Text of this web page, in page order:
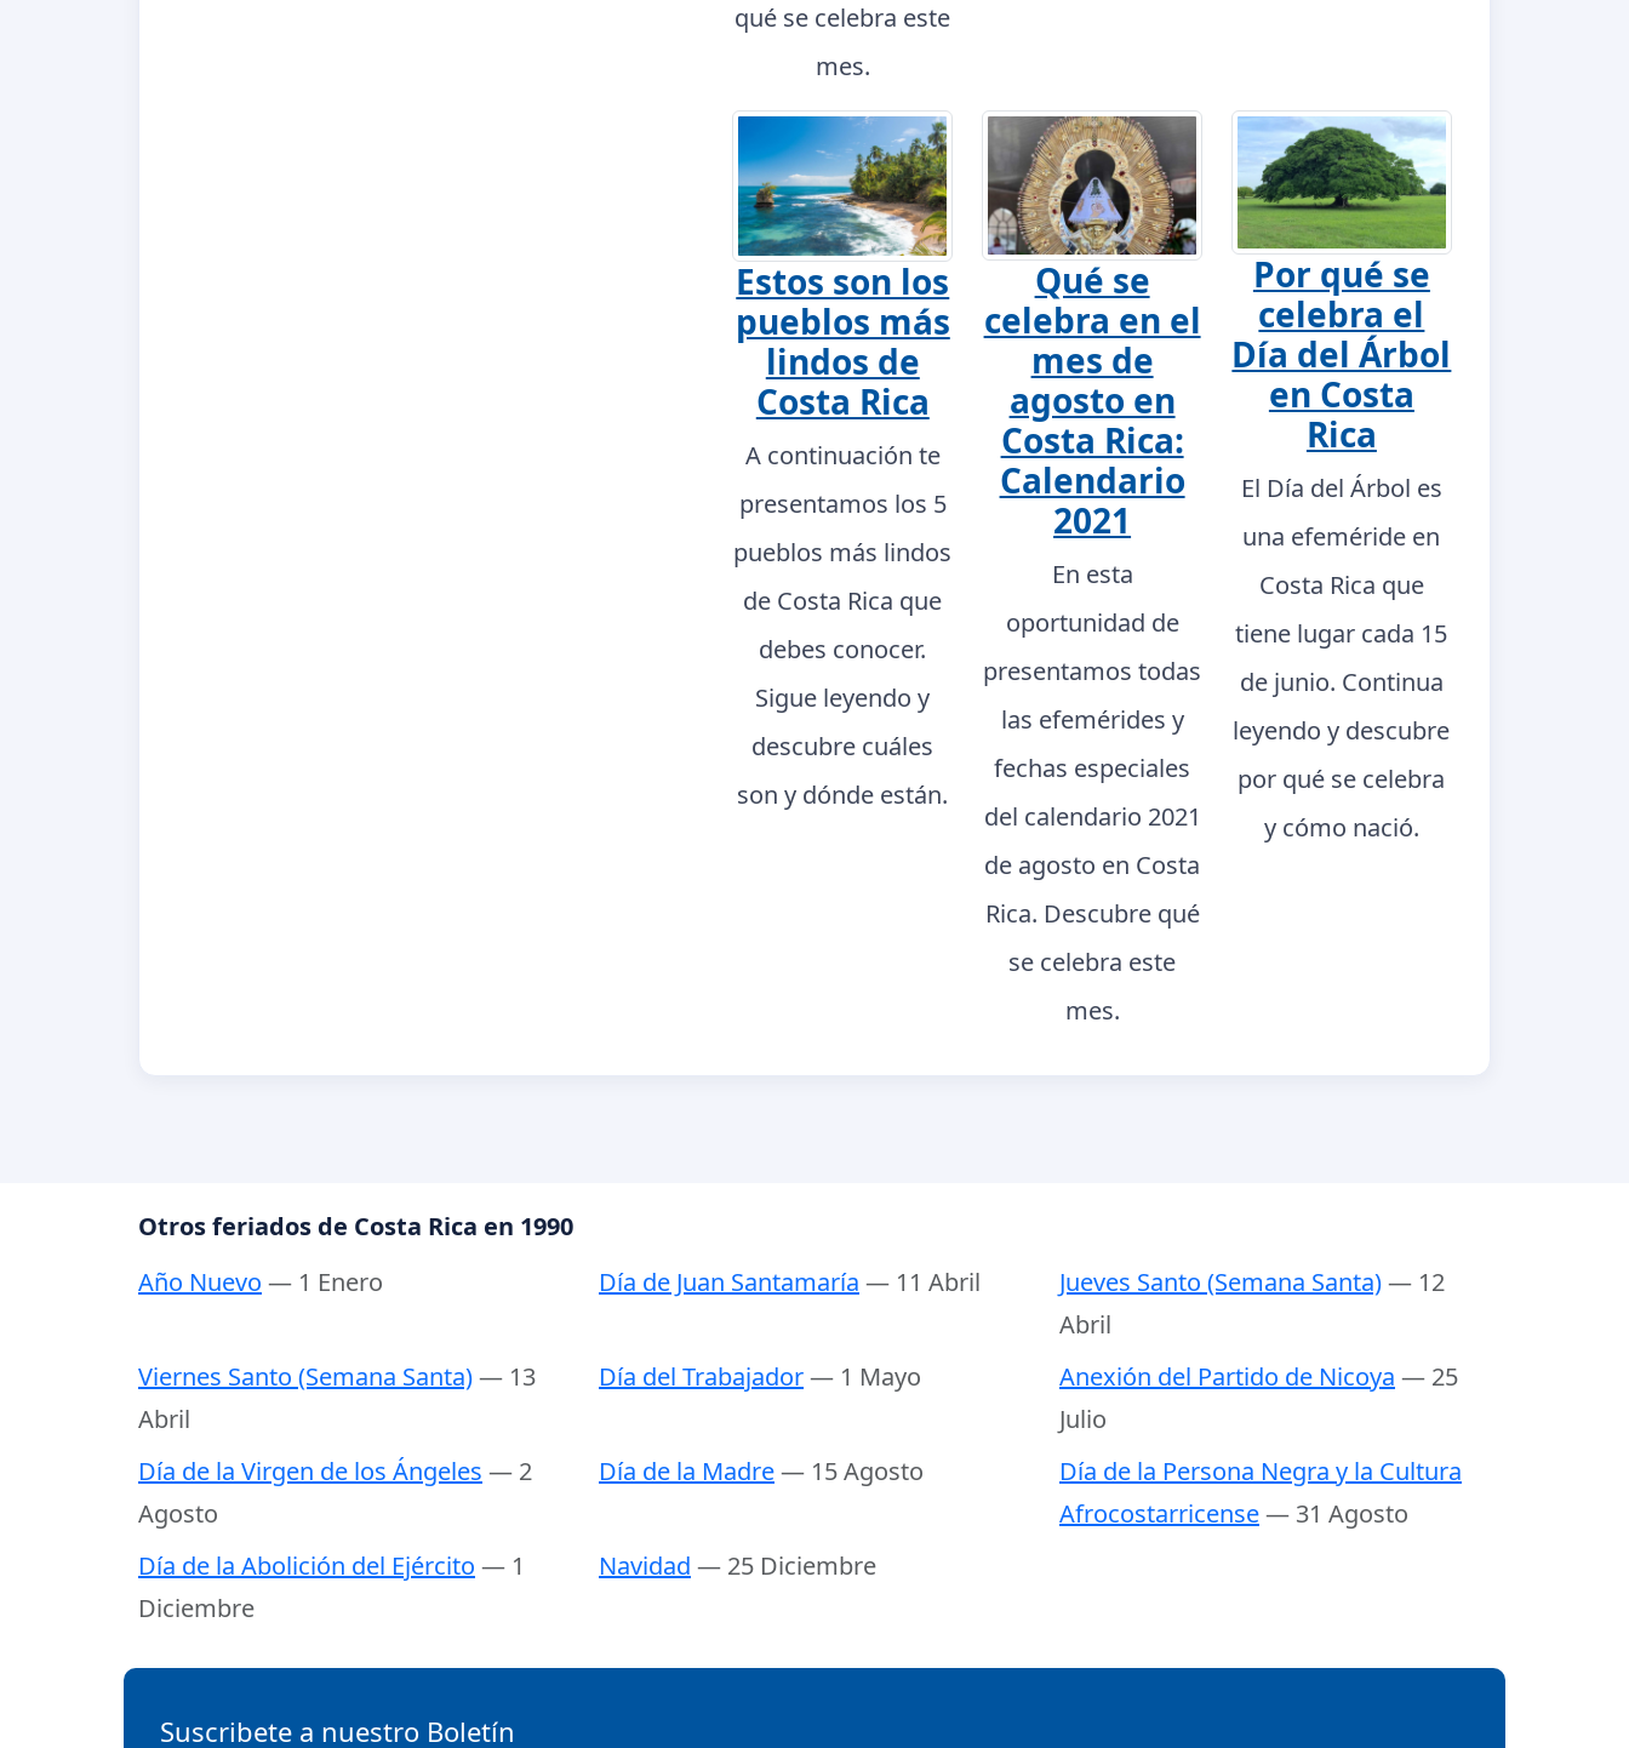
qué se celebra este
mes.
Estos son los
pueblos más
lindos de
Costa Rica
A continuación te
presentamos los 5
pueblos más lindos
de Costa Rica que
debes conocer.
Sigue leyendo y
descubre cuáles
son y dónde están.
Qué se
celebra en el
mes de
agosto en
Costa Rica:
Calendario
2021
En esta
oportunidad de
presentamos todas
las efemérides y
fechas especiales
del calendario 2021
de agosto en Costa
Rica. Descubre qué
se celebra este
mes.
Por qué se
celebra el
Día del Árbol
en Costa
Rica
El Día del Árbol es
una efeméride en
Costa Rica que
tiene lugar cada 15
de junio. Continua
leyendo y descubre
por qué se celebra
y cómo nació.
Otros feriados de Costa Rica en 1990
Año Nuevo — 1 Enero Día de Juan Santamaría — 11 Abril Jueves Santo (Semana Santa)— 12
Abril
Viernes Santo (Semana Santa)— 13
Abril
Día del Trabajador— 1 Mayo Anexión del Partido de Nicoya — 25
Julio
Día de la Virgen de los Ángeles — 2
Agosto
Día de la Madre— 15 Agosto
Día de la Persona Negra y la Cultura
Afrocostarricense— 31 Agosto
Día de la Abolición del Ejército — 1
Diciembre
Navidad — 25 Diciembre
Suscribete a nuestro Boletín